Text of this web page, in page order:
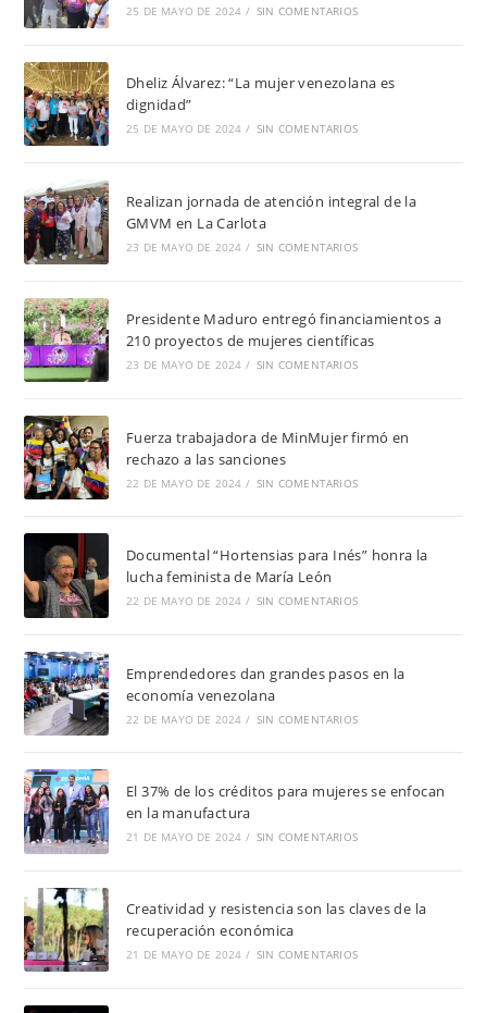
25 DE MAYO DE 2024 / SIN COMENTARIOS
Dheliz Álvarez: “La mujer venezolana es
dignidad”
25 DE MAYO DE 2024 / SIN COMENTARIOS
Realizan jornada de atención integral de la
GMVM en La Carlota
23 DE MAYO DE 2024 / SIN COMENTARIOS
Presidente Maduro entregó financiamientos a
210 proyectos de mujeres científicas
23 DE MAYO DE 2024 / SIN COMENTARIOS
Fuerza trabajadora de MinMujer firmó en
rechazo a las sanciones
22 DE MAYO DE 2024 / SIN COMENTARIOS
Documental “Hortensias para Inés” honra la
lucha feminista de María León
22 DE MAYO DE 2024 / SIN COMENTARIOS
Emprendedores dan grandes pasos en la
economía venezolana
22 DE MAYO DE 2024 / SIN COMENTARIOS
El 37% de los créditos para mujeres se enfocan
en la manufactura
21 DE MAYO DE 2024 / SIN COMENTARIOS
Creatividad y resistencia son las claves de la
recuperación económica
21 DE MAYO DE 2024 / SIN COMENTARIOS